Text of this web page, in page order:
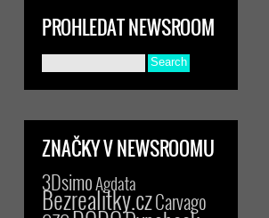
PROHLEDAT NEWSROOM
ZNAČKY V NEWSROOMU
3DsimoAgdata
Bezrealitky.czCarvago